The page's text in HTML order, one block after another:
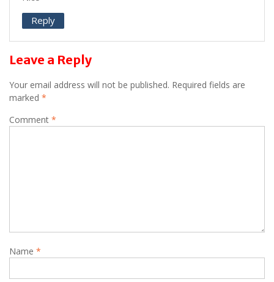
Reply
Leave a Reply
Your email address will not be published. Required fields are
marked *
Comment *
Name *